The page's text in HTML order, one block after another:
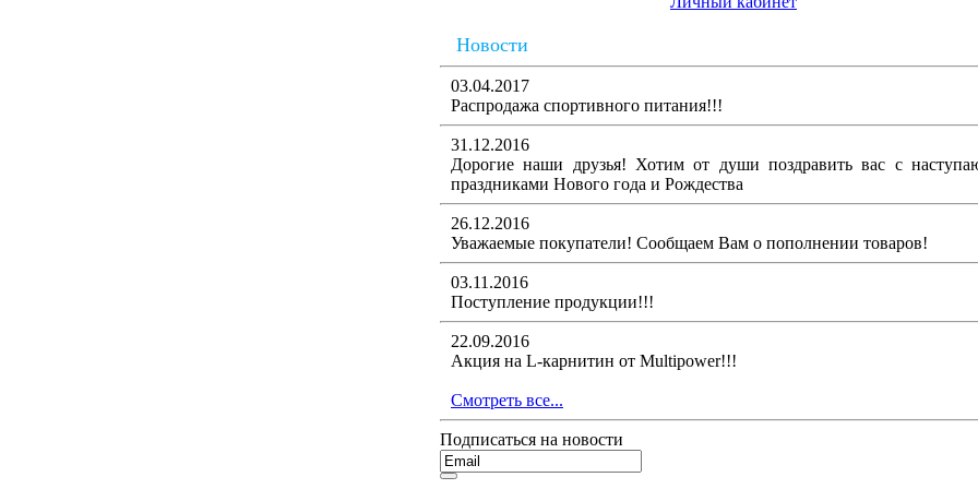
Новости
03.04.2017
Распродажа спортивного питания!!!
31.12.2016
Дорогие наши друзья! Хотим от души поздравить вас с
праздниками Нового года и Рождества
26.12.2016
Уважаемые покупатели! Сообщаем Вам о пополнении товаров!
03.11.2016
Поступление продукции!!!
22.09.2016
Акция на L-карнитин от Multipower!!!
Смотреть все...
Подписаться на новости